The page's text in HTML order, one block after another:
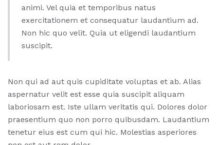
animi. Vel quia et temporibus natus
exercitationem et consequatur laudantium ad.
Non hic quo velit. Quia ut eligendi laudantium
suscipit.
Non qui ad aut quis cupiditate voluptas et ab. Alias
aspernatur velit est esse quia suscipit aliquam
laboriosam est. Iste ullam veritatis qui. Dolores dolor
praesentium quo non porro quibusdam. Laudantium
tenetur eius est cum qui hic. Molestias asperiores